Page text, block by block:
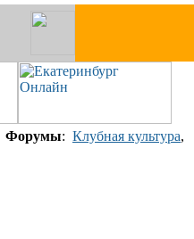
Форумы: Клубная культура,